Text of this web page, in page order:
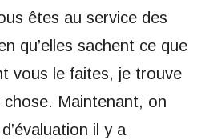
êtes au service des
qu’elles sachent ce que
vous le faites, je trouve
chose. Maintenant, on
il y a